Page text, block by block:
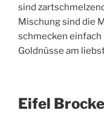
sind
Mischung sind die
schmecken
Goldnüsse am
Eifel